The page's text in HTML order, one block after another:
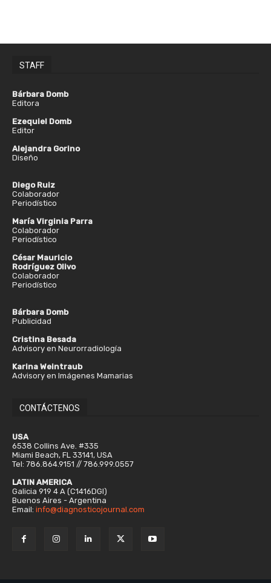
STAFF
Bárbara Domb
Editora
Ezequiel Domb
Editor
Alejandra Gorino
Diseño
Diego Ruiz
Colaborador
Periodístico
María Virginia Parra
Colaborador
Periodístico
César Mauricio
Rodríguez Olivo
Colaborador
Periodístico
Bárbara Domb
Publicidad
Cristina Besada
Advisory en Neurorradiología
Karina Weintraub
Advisory en Imágenes Mamarias
CONTÁCTENOS
USA
6538 Collins Ave. #335
Miami Beach, FL 33141, USA
Tel: 786.864.9151 // 786.999.0557
LATIN AMERICA
Galicia 919 4 A (C1416DGI)
Buenos Aires - Argentina
Email: info@diagnosticojournal.com